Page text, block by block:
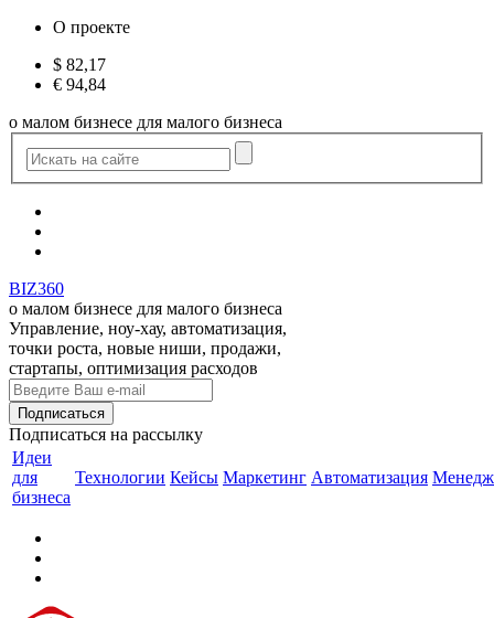
О проекте
$ 82,17
€ 94,84
о малом бизнесе для малого бизнеса
BIZ360
о малом бизнесе для малого бизнеса
Управление, ноу-хау, автоматизация,
точки роста, новые ниши, продажи,
стартапы, оптимизация расходов
Подписаться на рассылку
Идеи
для
бизнеса
Технологии Кейсы Маркетинг Автоматизация